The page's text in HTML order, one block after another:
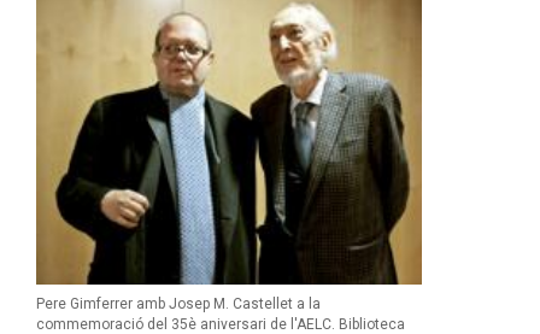
Pere Gimferrer amb Josep M. Castellet a la
commemoració del 35è aniversari de l'AELC. Biblioteca